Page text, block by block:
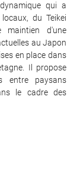
qui a
du Teikei
maintien d'une
au Japon
en place dans
Il propose
entre paysans
le cadre des